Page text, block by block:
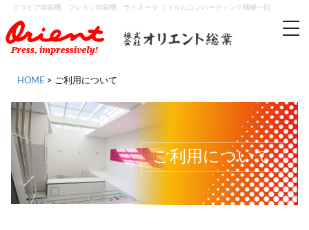
グラビア印刷機、フレキソ印刷機、ラミネータ フィルムコンバーティング機械一筋
HOME > ご利用について
ご利用について